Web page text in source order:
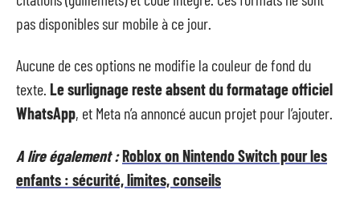
pas disponibles sur mobile à ce jour.
Aucune de ces options ne modifie la couleur de fond du
texte. Le surlignage reste absent du formatage officiel
WhatsApp, et Meta n’a annoncé aucun projet pour l’ajouter.
A lire également :Roblox on Nintendo Switch pour les
enfants : sécurité, limites, conseils